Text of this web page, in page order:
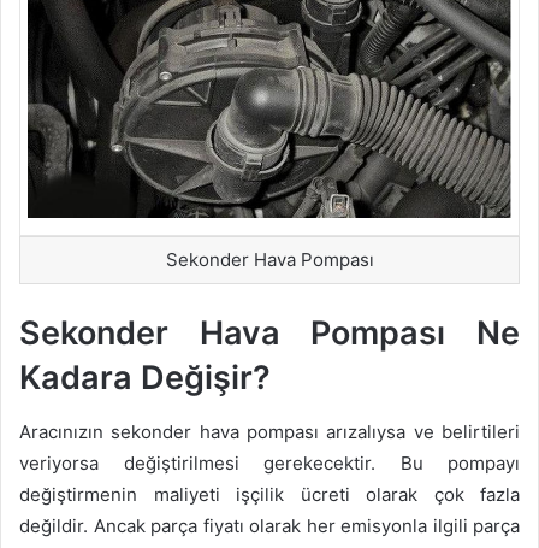
Sekonder Hava Pompası
Sekonder Hava Pompası Ne
Kadara Değişir?
Aracınızın sekonder hava pompası arızalıysa ve belirtileri
veriyorsa değiştirilmesi gerekecektir. Bu pompayı
değiştirmenin maliyeti işçilik ücreti olarak çok fazla
değildir. Ancak parça fiyatı olarak her emisyonla ilgili parça